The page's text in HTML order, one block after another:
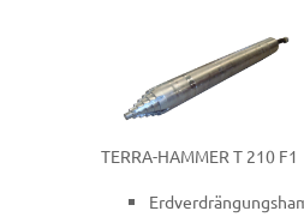
TERRA-HAMMER T 210 F1